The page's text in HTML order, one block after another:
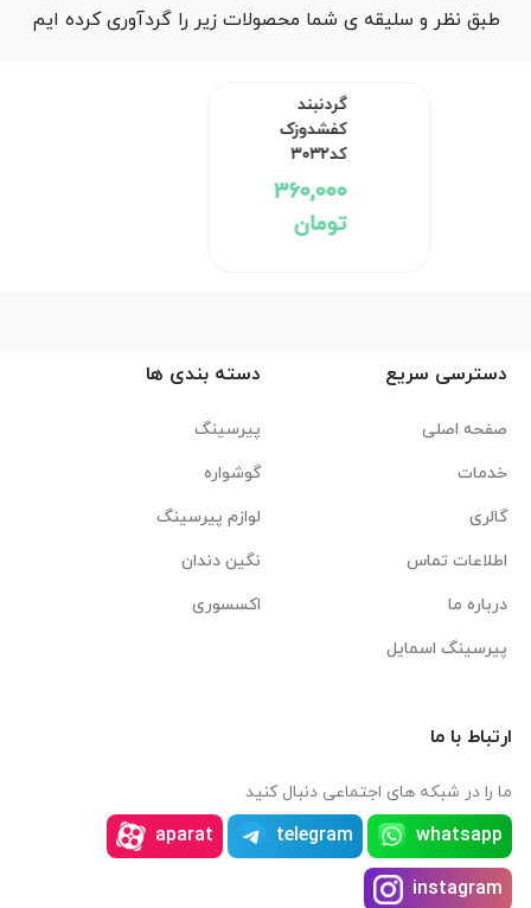
طبق نظر و سلیقه ی شما محصولات زیر را گردآوری کرده ایم
گردنبند کفشدوزک کد۳۰۳۲
360,000 تومان
دسترسی سریع
صفحه اصلی
خدمات
گالری
اطلاعات تماس
درباره ما
پیرسینگ اسمایل
دسته بندی ها
پیرسینگ
گوشواره
لوازم پیرسینگ
نگین دندان
اکسسوری
ارتباط با ما
ما را در شبکه های اجتماعی دنبال کنید
whatsapp
telegram
aparat
instagram